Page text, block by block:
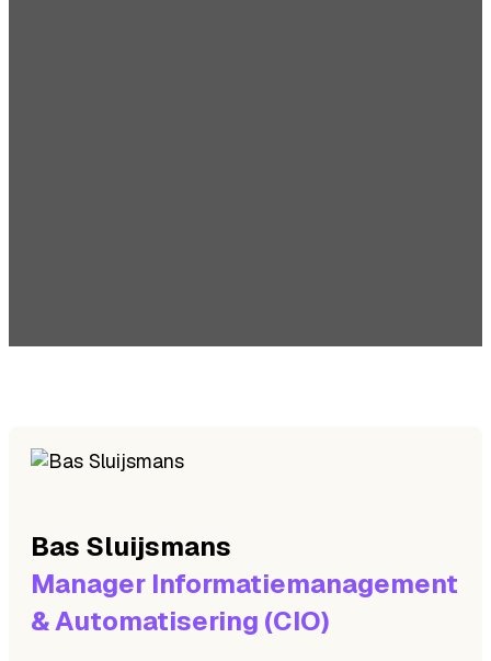
Bas Sluijsmans
Manager Informatiemanagement
& Automatisering (CIO)